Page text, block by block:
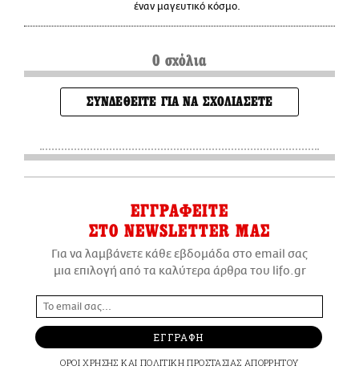
έναν μαγευτικό κόσμο.
0 σχόλια
ΣΥΝΔΕΘΕΙΤΕ ΓΙΑ ΝΑ ΣΧΟΛΙΑΣΕΤΕ
ΕΓΓΡΑΦΕΙΤΕ
ΣΤΟ NEWSLETTER ΜΑΣ
Για να λαμβάνετε κάθε εβδομάδα στο email σας
μια επιλογή από τα καλύτερα άρθρα του lifo.gr
ΕΓΓΡΑΦΗ
ΟΡΟΙ ΧΡΗΣΗΣ ΚΑΙ ΠΟΛΙΤΙΚΗ ΠΡΟΣΤΑΣΙΑΣ ΑΠΟΡΡΗΤΟΥ